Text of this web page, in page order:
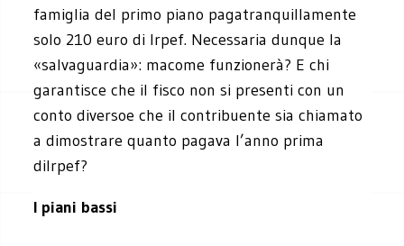
famiglia del primo piano pagatranquillamente
solo 210 euro di Irpef. Necessaria dunque la
«salvaguardia»: macome funzionerà? E chi
garantisce che il fisco non si presenti con un
conto diversoe che il contribuente sia chiamato
a dimostrare quanto pagava l’anno prima
diIrpef?
I piani bassi